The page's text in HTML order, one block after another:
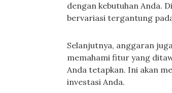
dengan kebutuhan Anda.
bervariasi tergantung
Selanjutnya, anggaran
memahami fitur yang
Anda tetapkan. Ini akan
investasi Anda.